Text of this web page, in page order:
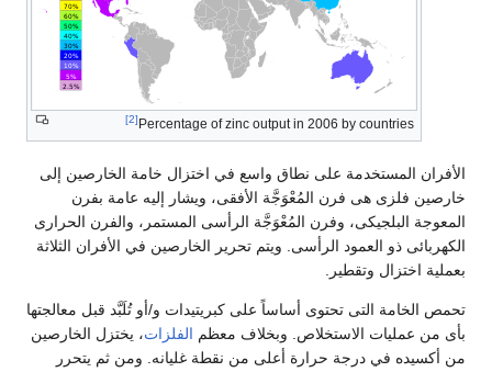
Percentage of zinc output in 2006 by countries
[2]
الأفران المستخدمة على نطاق واسع في اختزال خامة الخارصين إلى
خارصين فلزى هى فرن المُعْوَجَّة الأفقى، ويشار إليه عامة بفرن
المعوجة البلجيكى، وفرن المُعْوَجَّة الرأسى المستمر، والفرن الحرارى
الكهربائى ذو العمود الرأسى. ويتم تحرير الخارصين في الأفران الثلاثة
بعملية اختزال وتقطير.
تحمص الخامة التى تحتوى أساساً على كبريتيدات و/أو تُلَبَّد قبل معالجتها
بأى من عمليات الاستخلاص. وبخلاف معظم الفلزات، يختزل الخارصين
من أكسيده في درجة حرارة أعلى من نقطة غليانه. ومن ثم يتحرر